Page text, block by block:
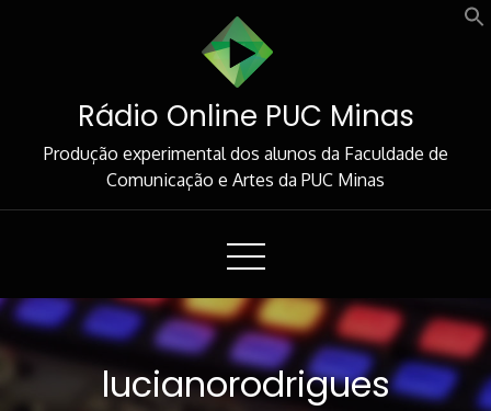
Rádio Online PUC Minas
Produção experimental dos alunos da Faculdade de
Comunicação e Artes da PUC Minas
lucianorodrigues